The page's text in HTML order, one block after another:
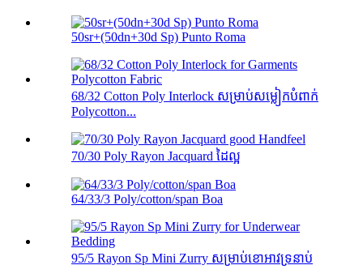
50sr+(50dn+30d Sp) Punto Roma
68/32 Cotton Poly Interlock សម្រាប់សម្លៀកបំពាក់
Polycotton...
70/30 Poly Rayon Jacquard ដៃល្អ
64/33/3 Poly/cotton/span Boa
95/5 Rayon Sp Mini Zurry សម្រាប់ខោអាវទ្រនាប់